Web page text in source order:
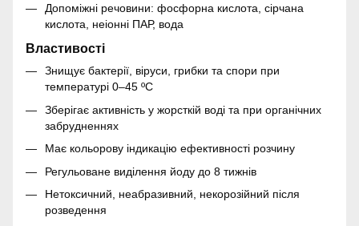
Допоміжні речовини: фосфорна кислота, сірчана
кислота, неіонні ПАР, вода
Властивості
Знищує бактерії, віруси, грибки та спори при
температурі 0–45 ºС
Зберігає активність у жорсткій воді та при органічних
забрудненнях
Має кольорову індикацію ефективності розчину
Регульоване виділення йоду до 8 тижнів
Нетоксичний, неабразивний, некорозійний після
розведення